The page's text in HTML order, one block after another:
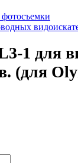
1 для
(для